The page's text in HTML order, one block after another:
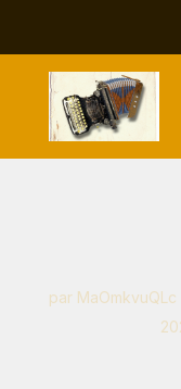
par MaOmkvuQLc